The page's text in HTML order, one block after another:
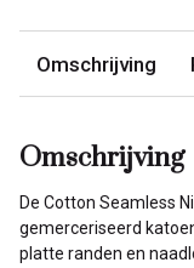
Omschrijving
Omschrijving
De Cotton Seamless
gemerceriseerd
platte randen en